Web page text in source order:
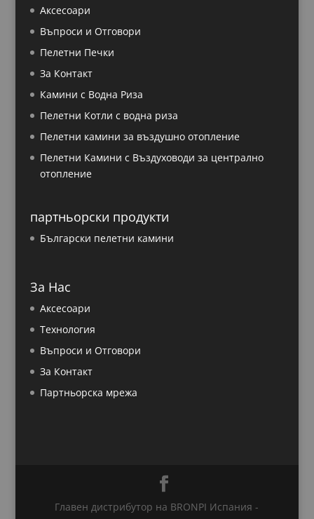
Аксесоари
Въпроси и Отговори
Пелетни Печки
За Контакт
Камини с Водна Риза
Пелетни Котли с водна риза
Пелетни камини за въздушно отопление
Пелетни Камини с Въздуховоди за централно
отопление
партньорски продукти
Български пелетни камини
За Нас
Аксесоари
Технология
Въпроси и Отговори
За Контакт
Партньорска мрежа
Главен дистрибутор на BRONPI Испания -